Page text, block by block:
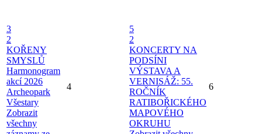
3
2
KOŘENY
SMYSLŮ
Harmonogram
akcí 2026
Archeopark
Všestary
Zobrazit
všechny
4
5
2
KONCERTY NA
PODSÍNI
VÝSTAVA A
VERNISÁŽ: 55.
ROČNÍK
RATIBOŘICKÉHO
MAPOVÉHO
OKRUHU
6